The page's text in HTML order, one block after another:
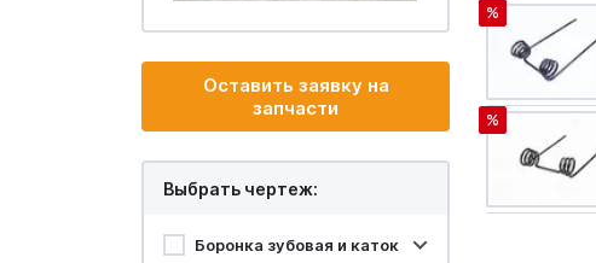
Оставить заявку на
запчасти
Выбрать чертеж:
Боронка зубовая и каток
%
%